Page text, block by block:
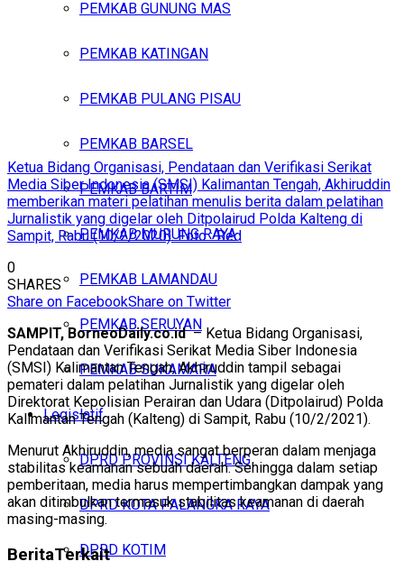
PEMKAB GUNUNG MAS
PEMKAB KATINGAN
PEMKAB PULANG PISAU
PEMKAB BARSEL
PEMKAB BARTIM
PEMKAB MURUNG RAYA
PEMKAB LAMANDAU
PEMKAB SERUYAN
PEMKAB SUKAMARA
Legislatif
DPRD PROVINSI KALTENG
DPRD KOTA PALANGKA RAYA
DPRD KOTIM
Ketua Bidang Organisasi, Pendataan dan Verifikasi Serikat
Media Siber Indonesia (SMSI) Kalimantan Tengah, Akhiruddin
memberikan materi pelatihan menulis berita dalam pelatihan
Jurnalistik yang digelar oleh Ditpolairud Polda Kalteng di
Sampit, Rabu (10/2/2020). Foto : Red
0
SHARES
Share on FacebookShare on Twitter
SAMPIT, BorneoDaily.co.id– Ketua Bidang Organisasi,
Pendataan dan Verifikasi Serikat Media Siber Indonesia
(SMSI) Kalimantan Tengah, Akhiruddin tampil sebagai
pemateri dalam pelatihan Jurnalistik yang digelar oleh
Direktorat Kepolisian Perairan dan Udara (Ditpolairud) Polda
Kalimantan Tengah (Kalteng) di Sampit, Rabu (10/2/2021).
Menurut Akhiruddin, media sangat berperan dalam menjaga
stabilitas keamanan sebuah daerah. Sehingga dalam setiap
pemberitaan, media harus mempertimbangkan dampak yang
akan ditimbulkan termasuk stabilitas keamanan di daerah
masing-masing.
BeritaTerkait